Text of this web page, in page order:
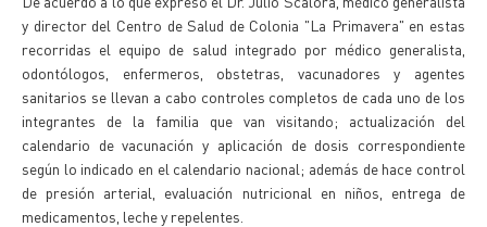
y director del Centro de Salud de Colonia "La Primavera" en estas
recorridas el equipo de salud integrado por médico generalista,
odontólogos, enfermeros, obstetras, vacunadores y agentes
sanitarios se llevan a cabo controles completos de cada uno de los
integrantes de la familia que van visitando; actualización del
calendario de vacunación y aplicación de dosis correspondiente
según lo indicado en el calendario nacional; además de hace control
de presión arterial, evaluación nutricional en niños, entrega de
medicamentos, leche y repelentes.